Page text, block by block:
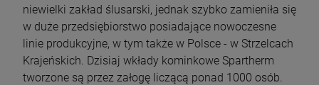
niewielki zakład ślusarski, jednak szybko zamieniła się
w duże przedsiębiorstwo posiadające nowoczesne
linie produkcyjne, w tym także w Polsce - w Strzelcach
Krajeńskich. Dzisiaj wkłady kominkowe Spartherm
tworzone są przez załogę liczącą ponad 1000 osób.